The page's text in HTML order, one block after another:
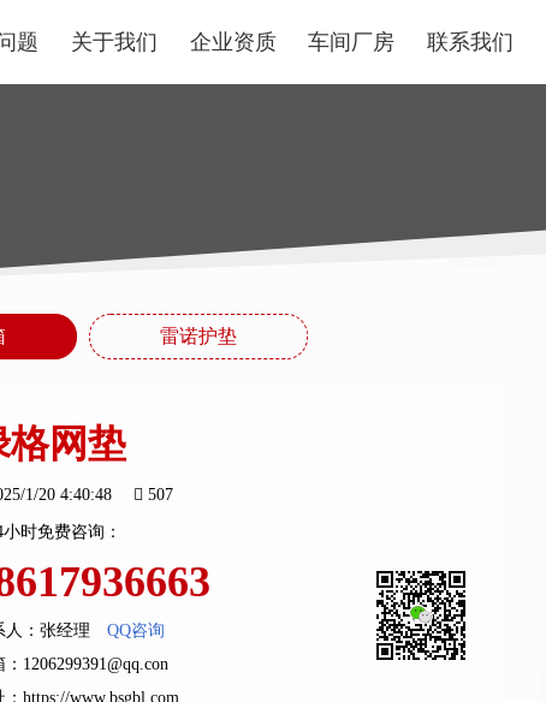
题 关于我们 企业资质 车间厂房 联系我们
雷诺护垫
格网垫
1/20 4:40:48 507
小时免费咨询：
人：张经理
QQ咨询
：1206299391@qq.con
https://www.bsgbl.com